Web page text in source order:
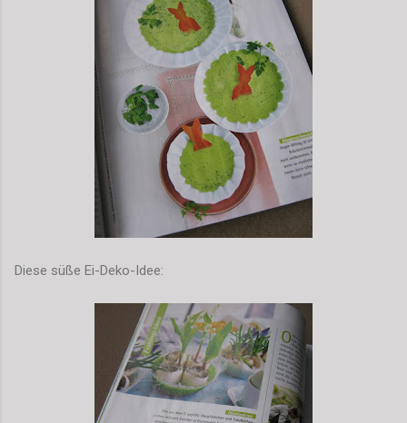
Diese süße Ei-Deko-Idee: